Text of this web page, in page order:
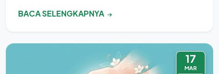
BACA SELENGKAPNYA
17
MAR